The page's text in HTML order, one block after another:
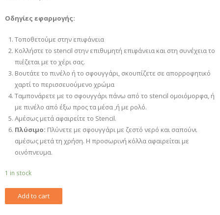
Οδηγίες εφαρμογής:
Τοποθετούμε στην επιφάνεια
Κολλήστε το stencil στην επιθυμητή επιφάνεια και στη συνέχεια το
πιέζεται με το χέρι σας.
Βουτάτε το πινέλο ή το σφουγγάρι, σκουπίζετε σε απορροφητικό
χαρτί το περισσευούμενο χρώμα
Ταμπονάρετε με το σφουγγάρι πάνω από το stencil ομοιόμορφα, ή
με πινέλο από έξω προς τα μέσα ,ή με ρολό.
Αμέσως μετά αφαιρείτε το Stencil.
Πλύσιμο: Πλύνετε με σφουγγάρι με ζεστό νερό και σαπούνι
αμέσως μετά τη χρήση. Η προσωρινή κόλλα αφαιρείται με
οινόπνευμα.
1 in stock
Στένσιλ
Β7
Add to cart